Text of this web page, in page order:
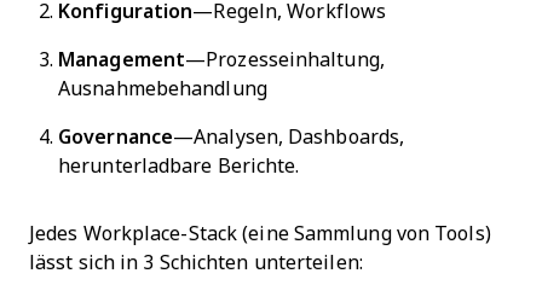
Konfiguration—Regeln, Workflows
Management—Prozesseinhaltung,
Ausnahmebehandlung
Governance—Analysen, Dashboards,
herunterladbare Berichte.
Jedes Workplace-Stack (eine Sammlung von Tools)
lässt sich in 3 Schichten unterteilen: